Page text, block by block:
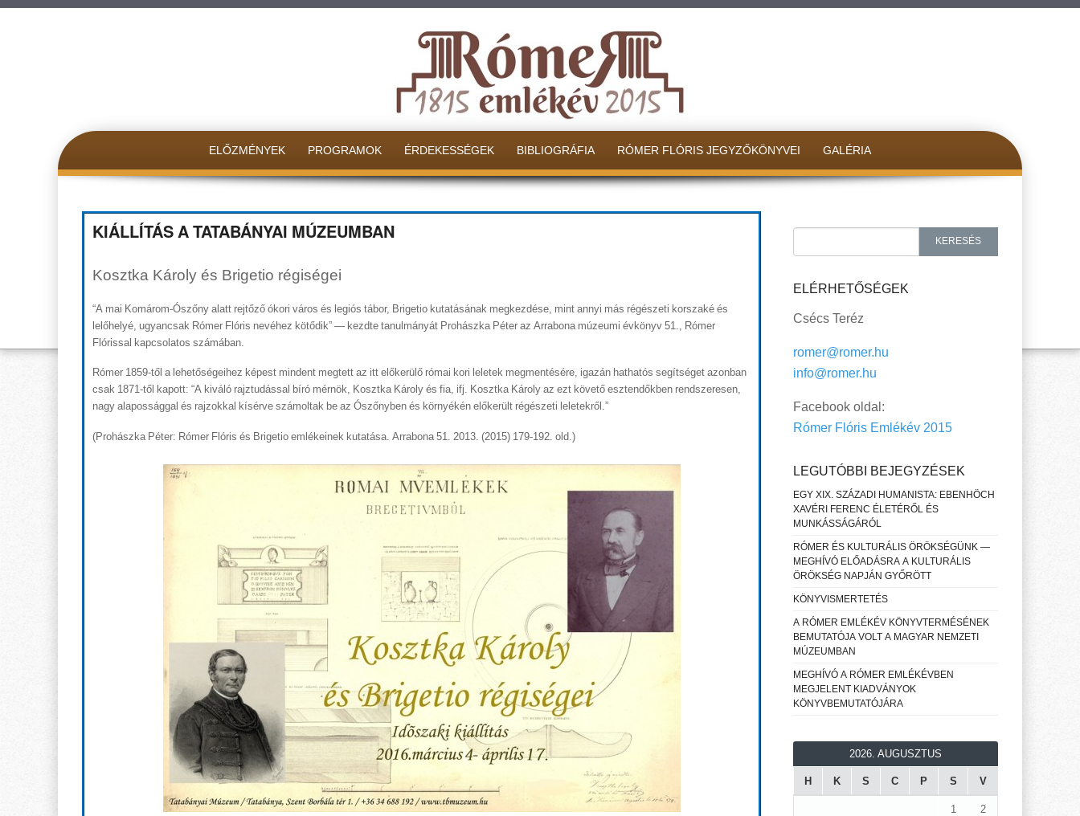
ELŐZMÉNYEK PROGRAMOK ÉRDEKESSÉGEK BIBLIOGRÁFIA RÓMER FLÓRIS JEGYZŐKÖNYVEI GALÉRIA
KIÁLLÍTÁS A TATABÁNYAI MÚZEUMBAN
Kosztka Károly és Brigetio régiségei
“A mai Komárom-Ószőny alatt rejtőző ókori város és legiós tábor, Brigetio kutatásának megkezdése, mint annyi más régészeti korszaké és
lelőhelyé, ugyancsak Rómer Flóris nevéhez kötődik” — kezdte tanulmányát Prohászka Péter az Arrabona múzeumi évkönyv 51., Rómer
Flórissal kapcsolatos számában.
Rómer 1859-től a lehetőségeihez képest mindent megtett az itt előkerülő római kori leletek megmentésére, igazán hathatós segítséget azonban
csak 1871-től kapott: “A kiváló rajztudással bíró mérnök, Kosztka Károly és fia, ifj. Kosztka Károly az ezt követő esztendőkben rendszeresen,
nagy alapossággal és rajzokkal kísérve számoltak be az Ószőnyben és környékén előkerült régészeti leletekről.”
(Prohászka Péter: Rómer Flóris és Brigetio emlékeinek kutatása. Arrabona 51. 2013. (2015) 179-192. old.)
KERESÉS
ELÉRHETŐSÉGEK
Csécs Teréz
romer@romer.hu
info@romer.hu
Facebook oldal:
Rómer Flóris Emlékév 2015
LEGUTÓBBI BEJEGYZÉSEK
EGY XIX. SZÁZADI HUMANISTA: EBENHÖCH
XAVÉRI FERENC ÉLETÉRŐL ÉS
MUNKÁSSÁGÁRÓL
RÓMER ÉS KULTURÁLIS ÖRÖKSÉGÜNK —
MEGHÍVÓ ELŐADÁSRA A KULTURÁLIS
ÖRÖKSÉG NAPJÁN GYŐRÖTT
KÖNYVISMERTETÉS
A RÓMER EMLÉKÉV KÖNYVTERMÉSÉNEK
BEMUTATÓJA VOLT A MAGYAR NEMZETI
MÚZEUMBAN
MEGHÍVÓ A RÓMER EMLÉKÉVBEN
MEGJELENT KIADVÁNYOK
KÖNYVBEMUTATÓJÁRA
2026. AUGUSZTUS
H K S C P S V
1 2